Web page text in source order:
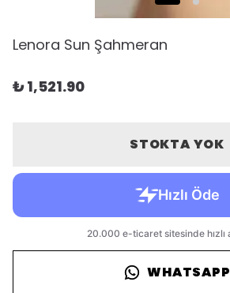
Lenora Sun Şahmeran
₺ 1,521.90
STOKTA YOK
WHATSAPP